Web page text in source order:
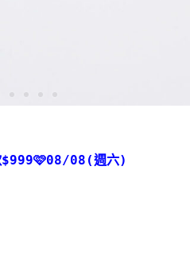
$999🩷08/08(週六)